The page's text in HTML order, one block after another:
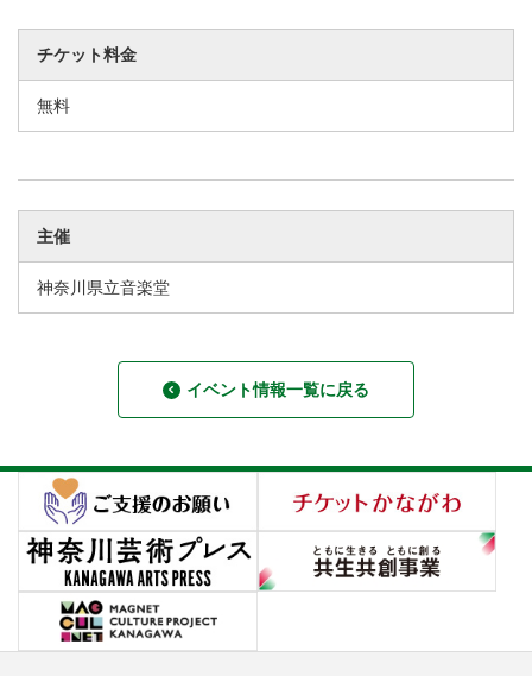
チケット料金
無料
主催
神奈川県立音楽堂
イベント情報一覧に戻る